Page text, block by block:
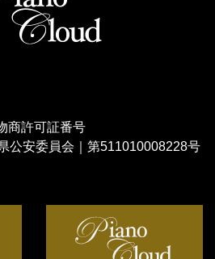
商許可証番号
公安委員会｜第511010008228号